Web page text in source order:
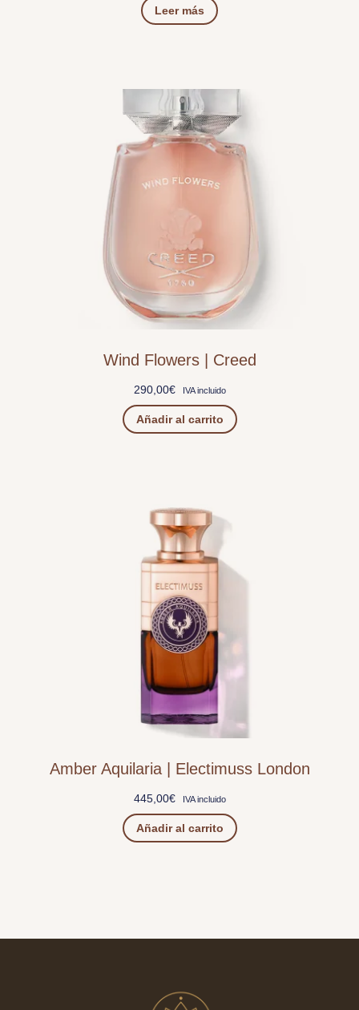
Leer más
Wind Flowers | Creed
290,00€ IVA incluido
Añadir al carrito
Amber Aquilaria | Electimuss London
445,00€ IVA incluido
Añadir al carrito